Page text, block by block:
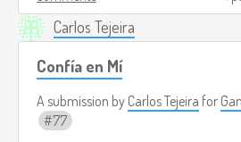
Image credits:https://
cole-ross/(I couldn't find an image
reference, but this is how I imagine
xD).
Carlos Tejeira
Confía en Mí
A submission by Carlos Tejeira for
77